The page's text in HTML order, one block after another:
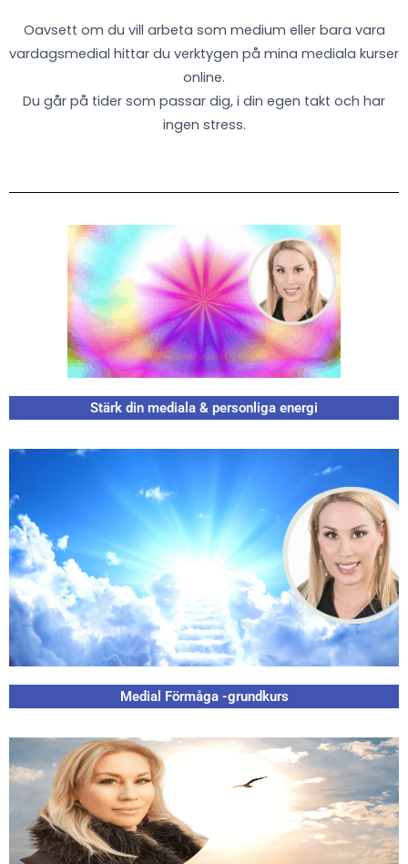
Oavsett om du vill arbeta som medium eller bara vara
vardagsmedial hittar du verktygen på mina mediala kurser
online.
Du går på tider som passar dig, i din egen takt och har
ingen stress.
Stärk din mediala & personliga energi
Medial Förmåga -grundkurs